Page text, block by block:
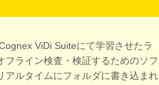
ViDi Suiteにて学習させたラ
フライン検査・検証するためのソフ
ルタイムにフォルダに書き込まれ